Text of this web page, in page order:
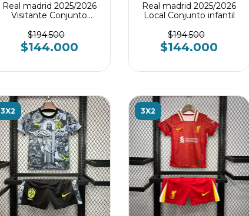
Real madrid 2025/2026
Visitante Conjunto
$194.500
$144.000
Real madrid 2025/2026
Local Conjunto infantil
$194.500
$144.000
3X2 3X2